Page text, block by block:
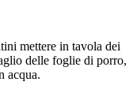
mettere in tavola dei
delle foglie di porro,
acqua.